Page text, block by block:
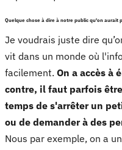
Quelque chose à dire à notre public qu'on aurait
Je voudrais juste dire
vit dans un monde où
facilement. On a accès à
contre, il faut parfois
temps de s'arrêter un
ou de demander à des
Nous par exemple, on a